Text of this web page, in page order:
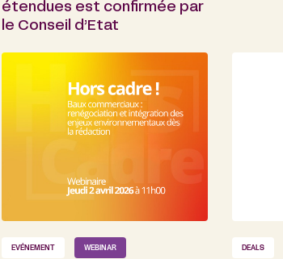
étendues est confirmée par
le Conseil d’Etat
EVÉNEMENT WEBINAR DEALS